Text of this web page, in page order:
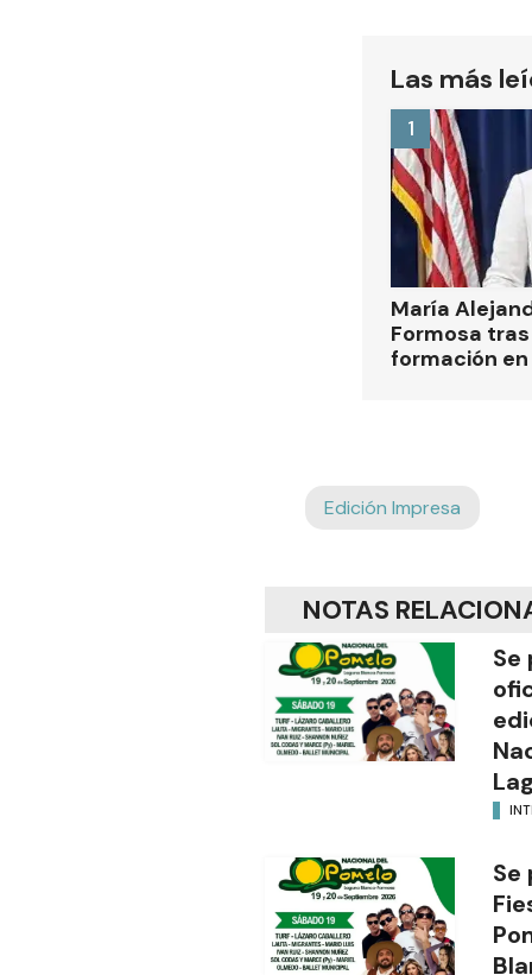
Las más
María
Formosa
formación
1
Edición Impresa
NOTAS
Se
Se